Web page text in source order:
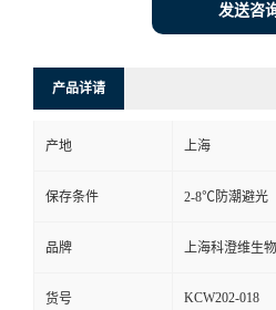
发送咨
产品详请
产地 上海
保存条件 2-8℃防潮避光
品牌 上海科澄维生物
货号 KCW202-018